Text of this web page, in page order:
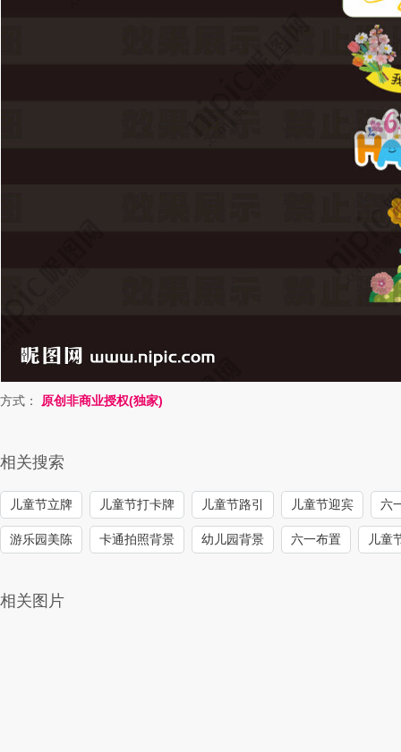
方式： 原创非商业授权(独家)
相关搜索
儿童节立牌 儿童节打卡牌 儿童节路引 儿童节迎宾 六
游乐园美陈 卡通拍照背景 幼儿园背景 六一布置 儿童
相关图片